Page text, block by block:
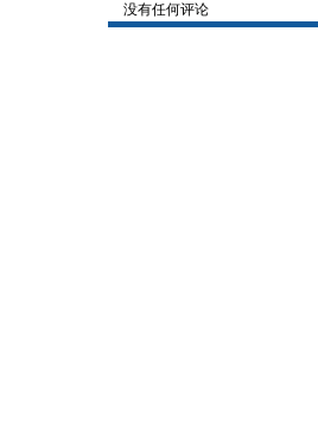
没有任何评论